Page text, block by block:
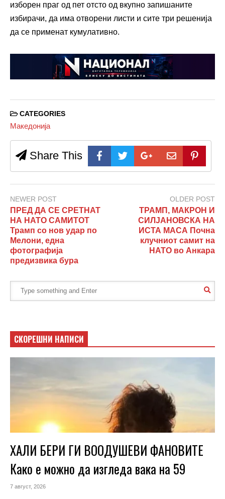
изборен праг од пет отсто од вкупно запишаните
избирачи, да има отворени листи и сите три решенија
да се применат кумулативно.
CATEGORIES
Македонија
Share This
NEWER POST
ПРЕД ДА СЕ СРЕТНАТ
НА НАТО САМИТОТ
Трамп со нов удар по
Мелони, една
фотографија
предизвика бура
OLDER POST
ТРАМП, МАКРОН И
СИЛЈАНОВСКА НА
ИСТА МАСА Почна
клучниот самит на
НАТО во Анкара
СКОРЕШНИ НАПИСИ
ХАЛИ БЕРИ ГИ ВООДУШЕВИ ФАНОВИТЕ
Како е можно да изгледа вака на 59
7 август, 2026